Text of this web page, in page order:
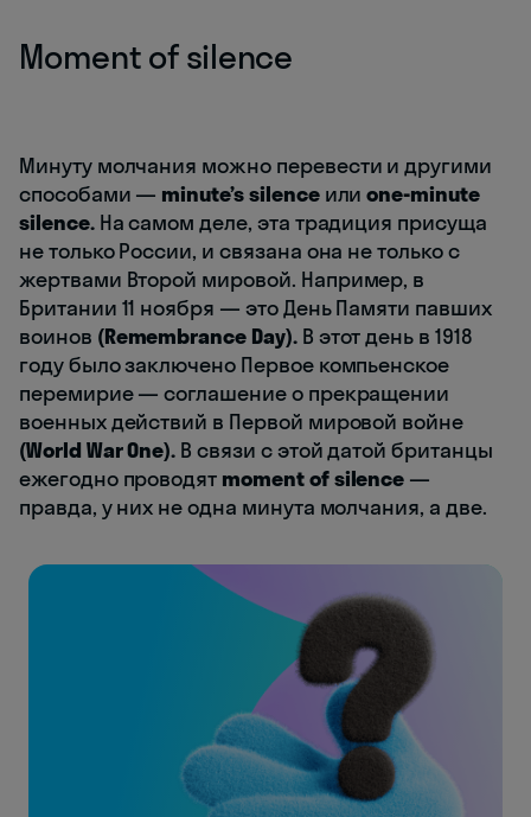
Moment of silence
Минуту молчания можно перевести и другими
способами — minute’s silenceилиone-minute
silence.На самом деле, эта традиция присуща
не только России, и связана она не только с
жертвами Второй мировой. Например, в
Британии 11 ноября — это День Памяти павших
воинов (Remembrance Day).В этот день в 1918
году было заключено Первое компьенское
перемирие — соглашение о прекращении
военных действий в Первой мировой войне
(World War One). В связи с этой датой британцы
ежегодно проводят moment of silence —
правда, у них не одна минута молчания, а две.